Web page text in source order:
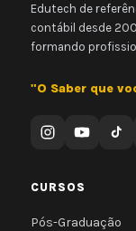
Edutech de
contábil desde
formando
"O Saber que
CURSOS
Pós-Graduação